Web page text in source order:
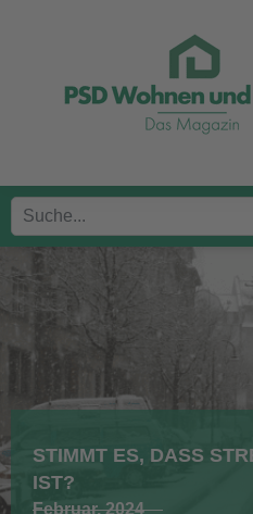
STIMMT ES, DASS
IST?
Februar, 2024